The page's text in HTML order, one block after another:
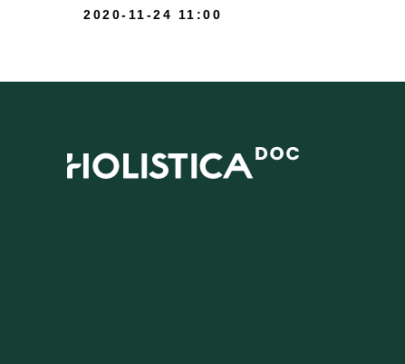
2020-11-24 11:00